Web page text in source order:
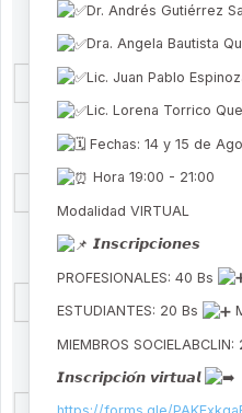
Dr. Andrés Gutiérrez
Dra. Angela Bautista
Lic. Juan Pablo
Lic. Lorena Torrico
Fechas: 14 y 15 de
Hora 19:00 - 21:00
Modalidad VIRTUAL
𝙄𝙣𝙨𝙘𝙧𝙞𝙥𝙘𝙞𝙤𝙣𝙚𝙨
PROFESIONALES: 40 Bs
ESTUDIANTES: 20 Bs
MIEMBROS SOCIELABCLIN:
𝙄𝙣𝙨𝙘𝙧𝙞𝙥𝙘𝙞𝙤́𝙣 𝙫𝙞𝙧𝙩𝙪𝙖𝙡